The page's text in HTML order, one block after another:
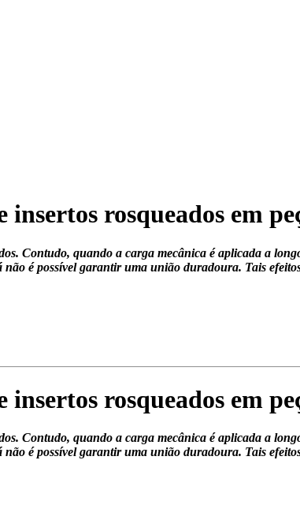
rosqueados em
Contudo, quando a carga mecânica é aplicada a
é possível garantir uma união duradoura. Tais
rosqueados em
Contudo, quando a carga mecânica é aplicada a
é possível garantir uma união duradoura. Tais